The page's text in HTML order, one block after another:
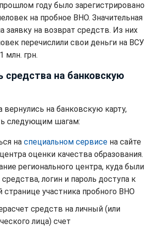
году было зарегистрировано
на пробное ВНО. Значительная
заявку на возврат средств. Из них
перечислили свои деньги на ВСУ
млн. грн.
средства на банковскую
на банковскую карту,
следующим шагам:
на специальном сервисе на сайте
оценки качества образования.
регионального центра, куда были
логин и пароль доступа к
странице участника пробного ВНО
средств на личный (или
лица) счет